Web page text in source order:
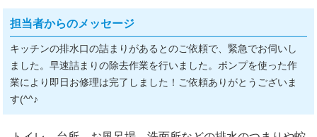
担当者からのメッセージ
キッチンの排水口の詰まりがあるとのご依頼で、緊急でお伺いし
ました。早速詰まりの除去作業を行いました。ポンプを使った作
業により即日お修理は完了しました！ご依頼ありがとうございま
す(^^♪